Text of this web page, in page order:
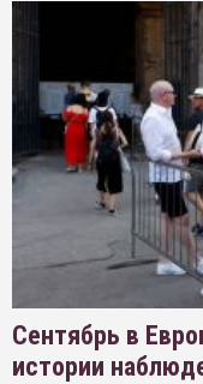
Сентябрь в
истории